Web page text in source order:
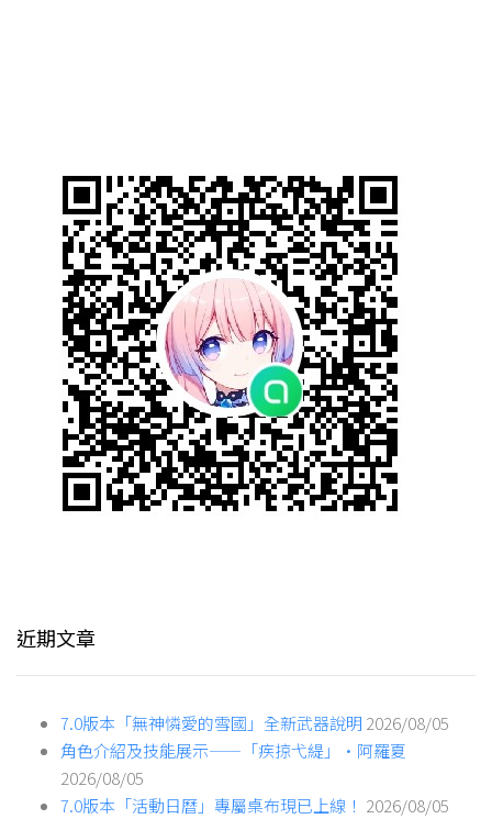
近期文章
7.0版本「無神憐愛的雪國」全新武器說明 2026/08/05
角色介紹及技能展示——「疾掠弋緹」·阿羅夏
2026/08/05
7.0版本「活動日曆」專屬桌布現已上線！ 2026/08/05